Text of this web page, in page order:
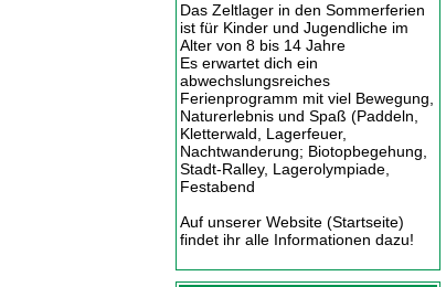
Das Zeltlager in den Sommerferien
ist für Kinder und Jugendliche im
Alter von 8 bis 14 Jahre
Es erwartet dich ein
abwechslungsreiches
Ferienprogramm mit viel Bewegung,
Naturerlebnis und Spaß (Paddeln,
Kletterwald, Lagerfeuer,
Nachtwanderung; Biotopbegehung,
Stadt-Ralley, Lagerolympiade,
Festabend
Auf unserer Website (Startseite)
findet ihr alle Informationen dazu!